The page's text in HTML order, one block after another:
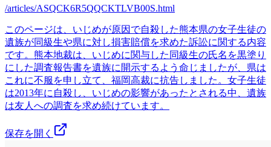
/articles/ASQCK6R5QQCKTLVB00S.html
このページは、いじめが原因で自殺した熊本県の女子生徒の
遺族が同級生や県に対し損害賠償を求めた訴訟に関する内容
です。熊本地裁は、いじめに関与した同級生の氏名を黒塗り
にした調査報告書を遺族に開示するよう命じましたが、県は
これに不服を申し立て、福岡高裁に抗告しました。女子生徒
は2013年に自殺し、いじめの影響があったとされる中、遺族
は友人への調査を求め続けています。
保存を開く